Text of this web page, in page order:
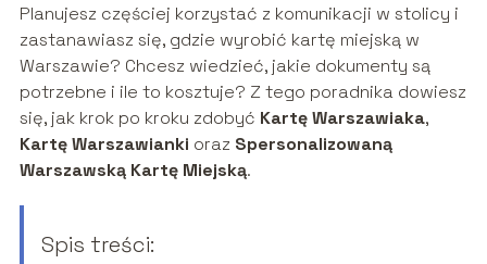
Planujesz częściej korzystać z komunikacji w stolicy i
zastanawiasz się, gdzie wyrobić kartę miejską w
Warszawie? Chcesz wiedzieć, jakie dokumenty są
potrzebne i ile to kosztuje? Z tego poradnika dowiesz
się, jak krok po kroku zdobyć Kartę Warszawiaka,
Kartę Warszawianki oraz Spersonalizowaną
Warszawską Kartę Miejską.
Spis treści: